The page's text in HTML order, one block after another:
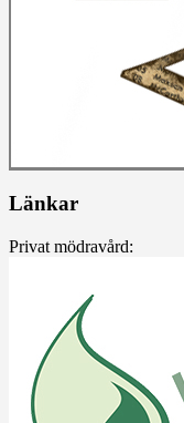
Länkar
Privat mödravård: